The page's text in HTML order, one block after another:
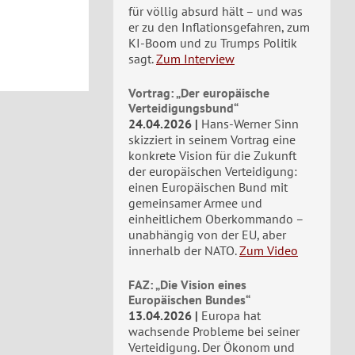
für völlig absurd hält – und was
er zu den Inflationsgefahren, zum
KI-Boom und zu Trumps Politik
sagt. Zum Interview
Vortrag: „Der europäische
Verteidigungsbund“
24.04.2026
Hans-Werner Sinn
skizziert in seinem Vortrag eine
konkrete Vision für die Zukunft
der europäischen Verteidigung:
einen Europäischen Bund mit
gemeinsamer Armee und
einheitlichem Oberkommando –
unabhängig von der EU, aber
innerhalb der NATO. Zum Video
FAZ: „Die Vision eines
Europäischen Bundes“
13.04.2026
Europa hat
wachsende Probleme bei seiner
Verteidigung. Der Ökonom und